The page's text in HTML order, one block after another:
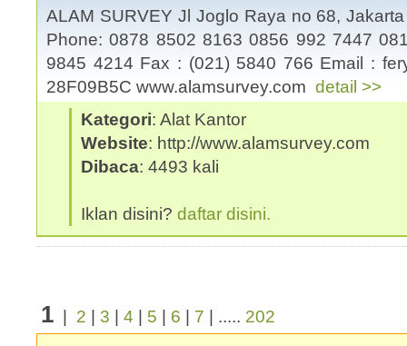
ALAM SURVEY Jl Joglo Raya no 68,
Phone: 0878 8502 8163 0856 992 7447
9845 4214 Fax : (021) 5840 766 Email :
28F09B5C www.alamsurvey.com detail >>
Kategori: Alat Kantor
Website: http://www.alamsurvey.com
Dibaca: 4493 kali
Iklan disini? daftar disini.
1 2 3 4 5 6 7 | ..... 202